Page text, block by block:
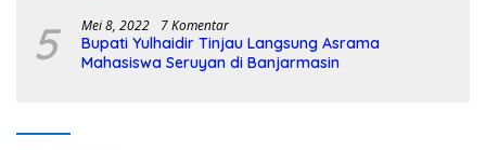
5 Mei 8, 2022 7 Komentar
Bupati Yulhaidir Tinjau Langsung Asrama
Mahasiswa Seruyan di Banjarmasin